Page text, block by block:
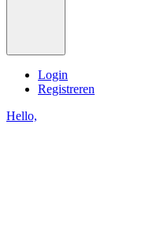
Login
Registreren
Hello,